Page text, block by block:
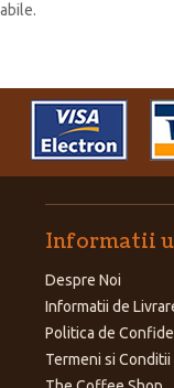
Informatii
Despre Noi
Informatii de
Politica de
Termeni si Conditii